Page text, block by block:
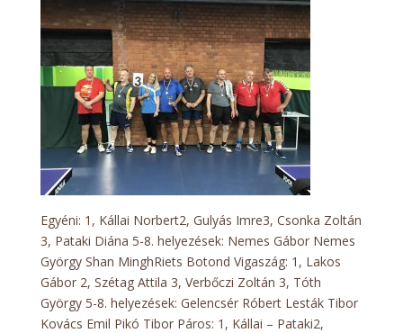
Verseny
2022.05.29.
Eredmények
Egyéni: 1, Kállai Norbert2, Gulyás Imre3, Csonka Zoltán
3, Pataki Diána 5-8. helyezések: Nemes Gábor Nemes
György Shan MinghRiets Botond Vigaszág: 1, Lakos
Gábor 2, Szétag Attila 3, Verbőczi Zoltán 3, Tóth
György 5-8. helyezések: Gelencsér Róbert Lesták Tibor
Kovács Emil Pikó Tibor Páros: 1, Kállai – Pataki2,